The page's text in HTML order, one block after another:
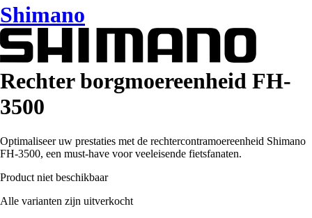
Shimano
Rechter borgmoereenheid FH-
3500
Optimaliseer uw prestaties met de rechtercontramoereenheid Shimano
FH-3500, een must-have voor veeleisende fietsfanaten.
Product niet beschikbaar
Alle varianten zijn uitverkocht